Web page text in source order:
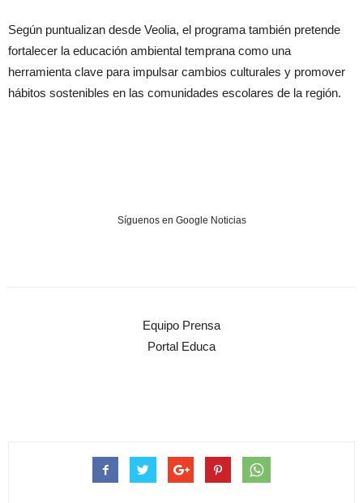
Según puntualizan desde Veolia, el programa también pretende
fortalecer la educación ambiental temprana como una
herramienta clave para impulsar cambios culturales y promover
hábitos sostenibles en las comunidades escolares de la región.
Síguenos en Google Noticias
Equipo Prensa
Portal Educa